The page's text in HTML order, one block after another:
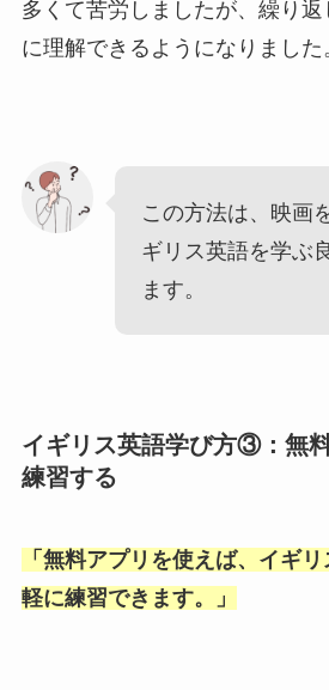
多くて苦労しましたが、繰り返
に理解できるようになりました
この方法は、映画
ギリス英語を学ぶ
ます。
イギリス英語学び方③：無
練習する
「 無料アプリを使えば、イギ
軽に練習できます。
」